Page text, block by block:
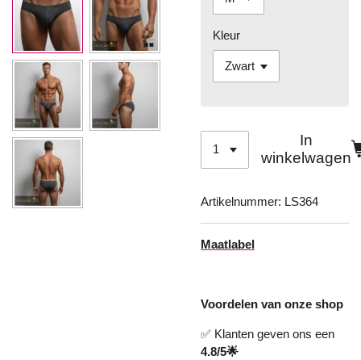
Kleur
In
winkelwagen
Artikelnummer: LS364
Maatlabel
Voordelen van onze shop
✅ Klanten geven ons een
4.8/5🌟